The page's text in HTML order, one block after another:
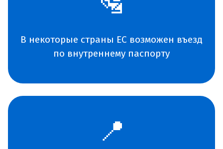
В некоторые страны ЕС возможен въезд
по внутреннему паспорту
📍